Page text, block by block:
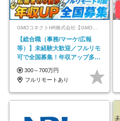
GMOコネクトHR株式会社【GMOインターネットグループ】
【総合職（事務/マーケ/広報
等）】未経験大歓迎／フルリモ
可で全国募集！年収アップ多数
★年休最大130日★
300～700万円
フルリモートあり